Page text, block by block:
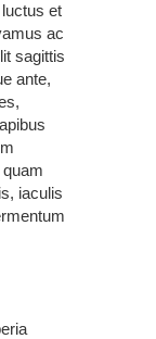
et
ac
sagittis
ante,
iaculis